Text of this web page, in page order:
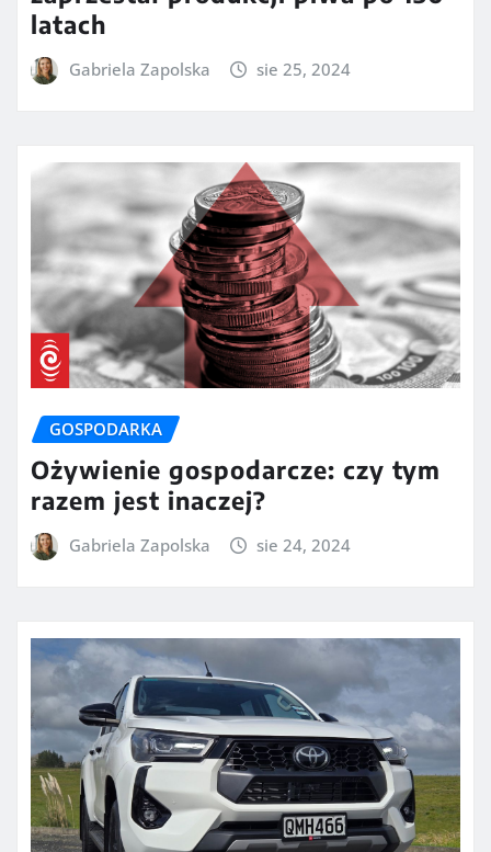
latach
Gabriela Zapolska sie 25, 2024
GOSPODARKA
Ożywienie gospodarcze: czy tym
razem jest inaczej?
Gabriela Zapolska sie 24, 2024